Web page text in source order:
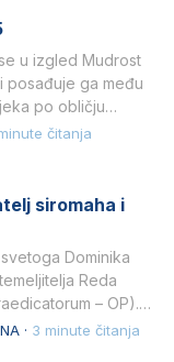
se u izgled Mudrost
posađuje ga među
po obličju
čitanja
siromaha i
Dominika
Reda
– OP).
ljubavlju prema
· 3 minute čitanja